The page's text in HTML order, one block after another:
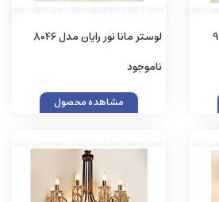
لوستر مانا نور رایان مدل 8046
ناموجود
مشاهده محصول